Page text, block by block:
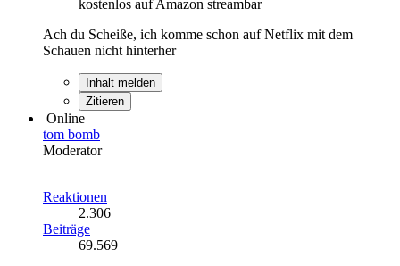
kostenlos auf Amazon streambar
Ach du Scheiße, ich komme schon auf Netflix mit dem
Schauen nicht hinterher
Inhalt melden
Zitieren
Online
tom bomb
Moderator
Reaktionen
2.306
Beiträge
69.569